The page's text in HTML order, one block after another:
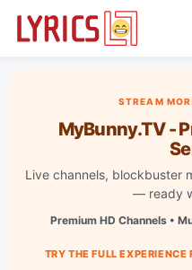
STREAM
MyBunny.TV -
Live channels, blockbuster
— ready
Premium HD Channels •
TRY THE FULL